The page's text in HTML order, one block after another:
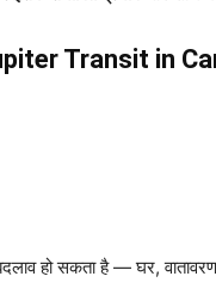
Transit in
हो सकता है — घर,